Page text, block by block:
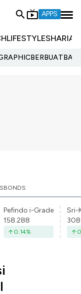
APPS
LIFESTYLESHARIA
BONDS
Pefindo i-Grade
158.288
0.14%
Sri-